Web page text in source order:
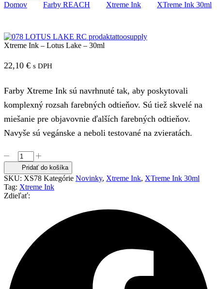
Domov
Farby REACH Xtreme Ink XTreme Ink 30ml
Xtreme Ink – Lotus Lake – 30ml
22,10 € s DPH
Farby Xtreme Ink sú navrhnuté tak, aby poskytovali
komplexný rozsah farebných odtieňov. Sú tiež skvelé na
miešanie pre objavovnie ďalších farebných odtieňov.
Navyše sú vegánske a neboli testované na zvieratách.
množstvo
Xtreme
Ink
-
Lotus
Lake
Pridať do košíka
SKU: XS78 Kategórie Novinky, Xtreme Ink, XTreme Ink 30ml
Tag: Xtreme Ink
Zdieľať: